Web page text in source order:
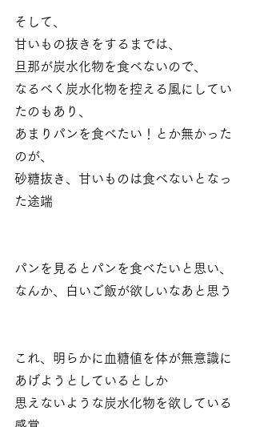
そして、
甘いもの抜きをするまでは、
旦那が炭水化物を食べないので、
なるべく炭水化物を控える風にしてい
たのもあり、
あまりパンを食べたい！とか無かった
のが、
砂糖抜き、甘いものは食べないとなっ
た途端
パンを見るとパンを食べたいと思い、
なんか、白いご飯が欲しいなあと思う
これ、明らかに血糖値を体が無意識に
あげようとしているとしか
思えないような炭水化物を欲している